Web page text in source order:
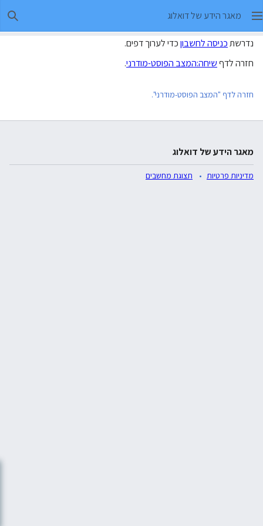
מאגר הידע של דואלוג
נדרשתכניסה לחשבוןכדי לערוך דפים.
חזרה לדףשיחה:המצב הפוסט-מודרני.
חזרה לדף "המצב הפוסט-מודרני".
מאגר הידע של דואלוג
מדיניות פרטיות תצוגת מחשבים